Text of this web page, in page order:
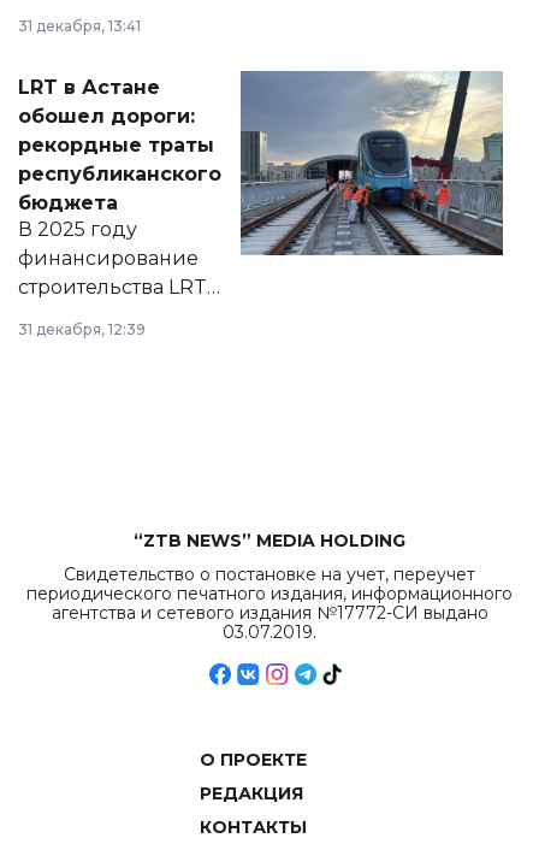
города на 2026–
2028 годы.
документ
появился в базе
нормативных
правовых актов и
на сайте маслихат
города.
31 декабря, 13:41
LRT в Астане
обошел дороги:
рекордные траты
республиканского
бюджета
В 2025 году
финансирование
строительства LRT
в Астане из
республиканского
31 декабря, 12:39
“ZTB NEWS” MEDIA HOLDING
Свидетельство о постановке на учет, переучет
периодического печатного издания, информационного
агентства и сетевого издания №17772-СИ выдано
03.07.2019.
О ПРОЕКТЕ
РЕДАКЦИЯ
КОНТАКТЫ